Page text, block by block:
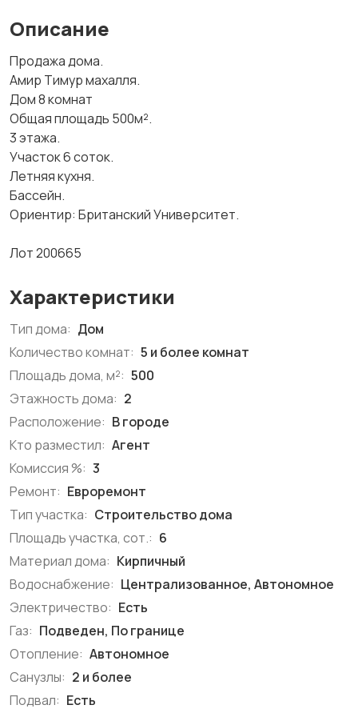
Описание
Продажа дома.
Амир Тимур махалля.
Дом 8 комнат
Общая площадь 500м².
3 этажа.
Участок 6 соток.
Летняя кухня.
Бассейн.
Ориентир: Британский Университет.
Лот 200665
Характеристики
Тип дома: Дом
Количество комнат: 5 и более комнат
Площадь дома, м²: 500
Этажность дома: 2
Расположение: В городе
Кто разместил: Агент
Комиссия %: 3
Ремонт: Евроремонт
Тип участка: Строительство дома
Площадь участка, сот.: 6
Материал дома: Кирпичный
Водоснабжение: Централизованное, Автономное
Электричество: Есть
Газ: Подведен, По границе
Отопление: Автономное
Санузлы: 2 и более
Подвал: Есть